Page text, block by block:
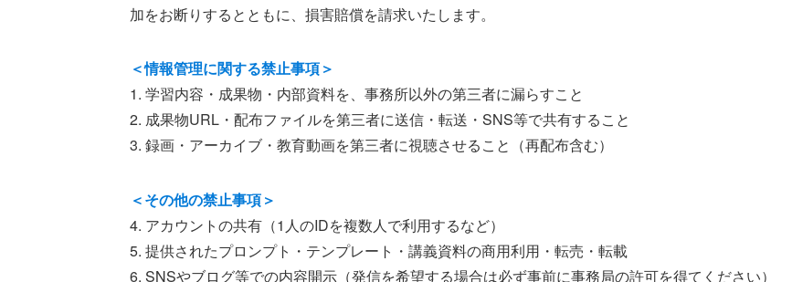
加をお断りするとともに、損害賠償を請求いたします。
＜情報管理に関する禁止事項＞
1. 学習内容・成果物・内部資料を、事務所以外の第三者に漏らすこと
2. 成果物URL・配布ファイルを第三者に送信・転送・SNS等で共有すること
3. 録画・アーカイブ・教育動画を第三者に視聴させること（再配布含む）
＜その他の禁止事項＞
4. アカウントの共有（1人のIDを複数人で利用するなど）
5. 提供されたプロンプト・テンプレート・講義資料の商用利用・転売・転載
6. SNSやブログ等での内容開示（発信を希望する場合は必ず事前に事務局の許可を得てください）